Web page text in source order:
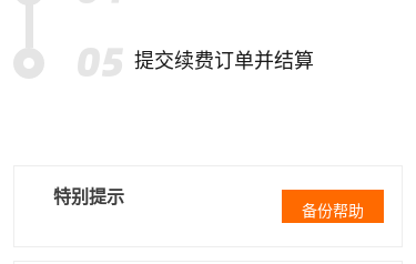
提交续费订单并结算
特别提示
备份帮助